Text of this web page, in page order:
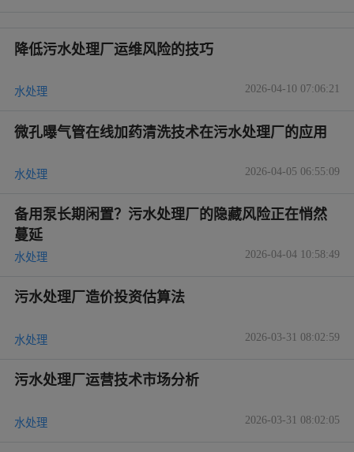
降低污水处理厂运维风险的技巧
水处理 2026-04-10 07:06:21
微孔曝气管在线加药清洗技术在污水处理厂的应用
水处理 2026-04-05 06:55:09
备用泵长期闲置？污水处理厂的隐藏风险正在悄然
蔓延
水处理 2026-04-04 10:58:49
污水处理厂造价投资估算法
水处理 2026-03-31 08:02:59
污水处理厂运营技术市场分析
水处理 2026-03-31 08:02:05